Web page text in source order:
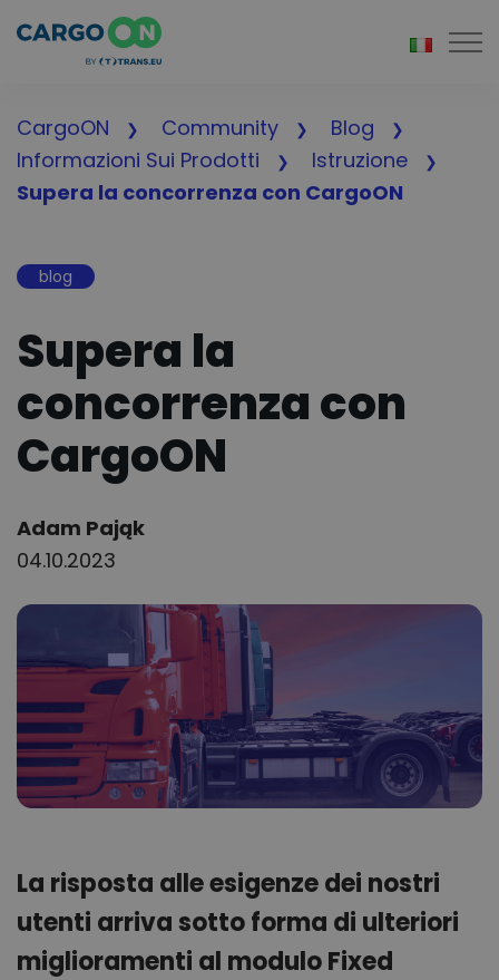
CargoON Community
Blog
Informazioni Sui Prodotti
Istruzione
Supera la concorrenza con CargoON
blog
Supera la
concorrenza con
CargoON
Author:
Adam Pająk
04.10.2023
La risposta alle esigenze dei nostri
utenti arriva sotto forma di ulteriori
miglioramenti al modulo Fixed